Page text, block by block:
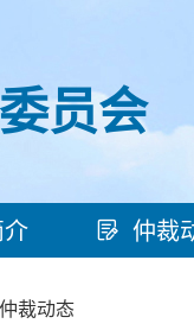
员会
介 仲裁
仲裁动态